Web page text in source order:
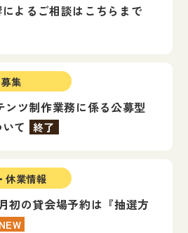
よるご相談はこちらまで
募集
ンツ制作業務に係る公募型
て
終了
休業情報
初の貸会場予約は『抽選方
NEW